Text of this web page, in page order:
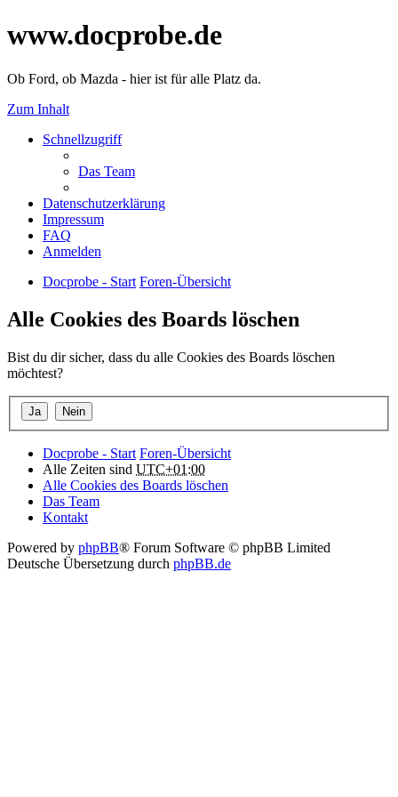
www.docprobe.de
Ob Ford, ob Mazda - hier ist für alle Platz da.
Zum Inhalt
Schnellzugriff
Das Team
Datenschutzerklärung
Impressum
FAQ
Anmelden
Docprobe - Start Foren-Übersicht
Alle Cookies des Boards löschen
Bist du dir sicher, dass du alle Cookies des Boards löschen
möchtest?
Docprobe - Start Foren-Übersicht
Alle Zeiten sind UTC+01:00
Alle Cookies des Boards löschen
Das Team
Kontakt
Powered by phpBB® Forum Software © phpBB Limited
Deutsche Übersetzung durch phpBB.de